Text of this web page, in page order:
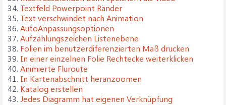
34. Textfeld Powerpoint Ränder
35. Text verschwindet nach Animation
36. AutoAnpassungsoptionen
37. Aufzählungszeichen Listenebene
38. Folien im benutzerdiferenzierten Maß drucken
39. In einer einzelnen Folie Rechtecke weiterklicken
40. Animierte Fluroute
41. In Kartenabschnitt heranzoomen
42. Katalog erstellen
43. Jedes Diagramm hat eigenen Verknüpfung